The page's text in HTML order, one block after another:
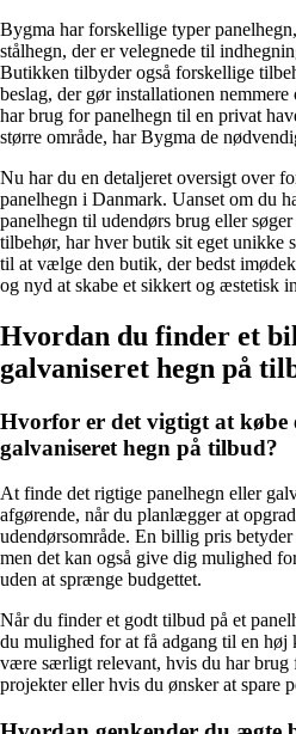
Bygma har forskellige typer
stålhegn, der er velegnede til
Butikken tilbyder også forskellige
beslag, der gør installationen
har brug for panelhegn til en privat
større område, har Bygma de
Nu har du en detaljeret oversigt over
panelhegn i Danmark. Uanset om du
panelhegn til udendørs brug eller
tilbehør, har hver butik sit eget unikke
til at vælge den butik, der bedst
og nyd at skabe et sikkert og æstetisk
Hvordan du finder et
galvaniseret hegn på
Hvorfor er det vigtigt at købe
galvaniseret hegn på tilbud?
At finde det rigtige panelhegn eller
afgørende, når du planlægger at
udendørsområde. En billig pris
men det kan også give dig mulighed
uden at sprænge budgettet.
Når du finder et godt tilbud på et
du mulighed for at få adgang til en
være særligt relevant, hvis du har brug
projekter eller hvis du ønsker at spare